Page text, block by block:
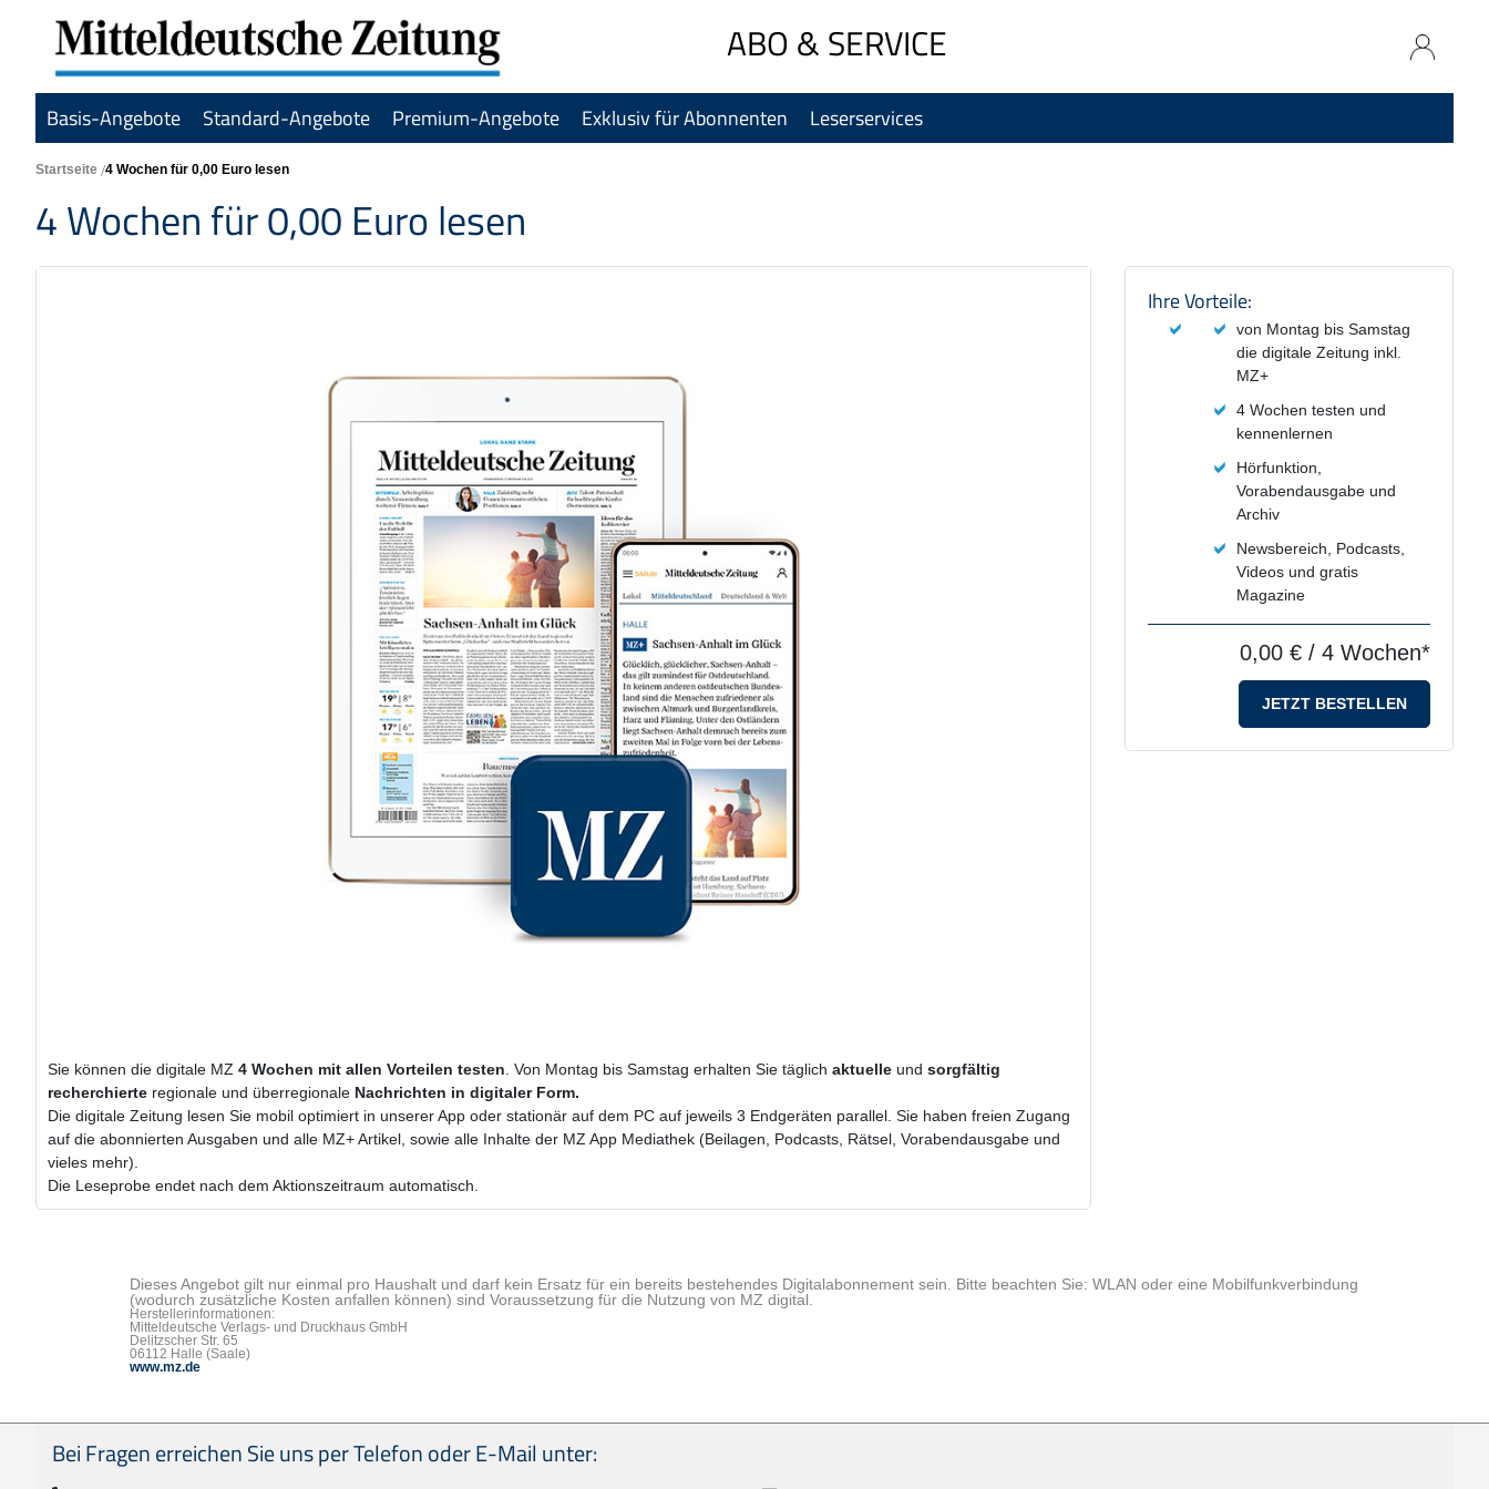
Navigation
direkt
ABO & SERVICE
Basis-Angebote Standard-Angebote Premium-Angebote Exklusiv für Abonnenten Leserservices
Startseite 4 Wochen für 0,00 Euro lesen
4 Wochen für 0,00 Euro lesen
Sie können die digitale MZ 4 Wochen mit allen Vorteilen testen . Von Montag bis Samstag erhalten Sie täglich aktuelle und sorgfältig
recherchierte regionale und überregionale Nachrichten in digitaler Form.
Die digitale Zeitung lesen Sie mobil optimiert in unserer App oder stationär auf dem PC auf jeweils 3 Endgeräten parallel. Sie haben freien Zugang
auf die abonnierten Ausgaben und alle MZ+ Artikel, sowie alle Inhalte der MZ App Mediathek (Beilagen, Podcasts, Rätsel, Vorabendausgabe und
vieles mehr).
Die Leseprobe endet nach dem Aktionszeitraum automatisch.
Produktzusammenfassung
Ihre Vorteile:
von Montag bis Samstag
die digitale Zeitung inkl.
MZ+
4 Wochen testen und
kennenlernen
Hörfunktion,
Vorabendausgabe und
Archiv
Newsbereich, Podcasts,
Videos und gratis
Magazine
0,00 € / 4 Wochen*
JETZT BESTELLEN
Dieses Angebot gilt nur einmal pro Haushalt und darf kein Ersatz für ein bereits bestehendes Digitalabonnement sein. Bitte beachten Sie: WLAN oder eine Mobilfunkverbindung
(wodurch zusätzliche Kosten anfallen können) sind Voraussetzung für die Nutzung von MZ digital.
Herstellerinformationen:
Mitteldeutsche Verlags- und Druckhaus GmbH
Delitzscher Str. 65
06112 Halle (Saale)
www.mz.de
Seitenfußbereich
Bei Fragen erreichen Sie uns per Telefon oder E-Mail unter: